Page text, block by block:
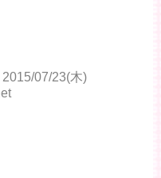
2015/07/23(木)